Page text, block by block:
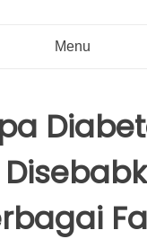
Menu